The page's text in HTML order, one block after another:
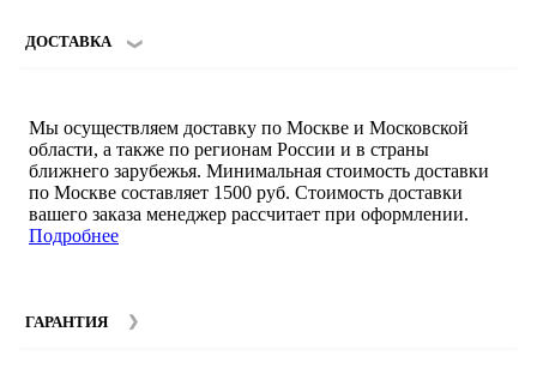
ДОСТАВКА
Мы осуществляем доставку по Москве и Московской
области, а также по регионам России и в страны
ближнего зарубежья. Минимальная стоимость доставки
по Москве составляет 1500 руб. Стоимость доставки
вашего заказа менеджер рассчитает при оформлении.
Подробнее
ГАРАНТИЯ